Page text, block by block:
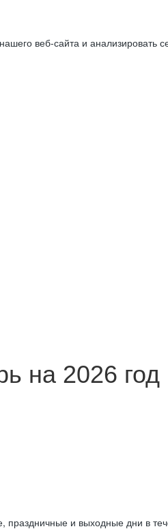
веб-сайта и анализировать
на 2026 год
и выходные дни в